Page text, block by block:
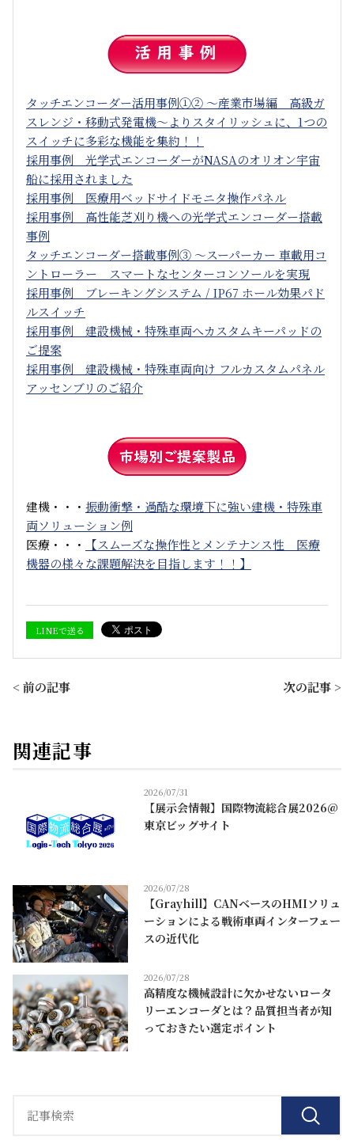
タッチエンコーダー活用事例①② ～産業市場編 高級ガ
スレンジ・移動式発電機～よりスタイリッシュに、1つの
スイッチに多彩な機能を集約！！
採用事例 光学式エンコーダーがNASAのオリオン宇宙
船に採用されました
採用事例 医療用ベッドサイドモニタ操作パネル
採用事例 高性能芝刈り機への光学式エンコーダー搭載
事例
タッチエンコーダー搭載事例③ ～スーパーカー 車載用コ
ントローラー スマートなセンターコンソールを実現
採用事例 ブレーキングシステム / IP67 ホール効果パド
ルスイッチ
採用事例 建設機械・特殊車両へカスタムキーパッドの
ご提案
採用事例 建設機械・特殊車両向け フルカスタムパネル
アッセンブリのご紹介
建機・・・ 振動衝撃・過酷な環境下に強い建機・特殊車
両ソリューション例
医療・・・
【スムーズな操作性とメンテナンス性 医療
機器の様々な課題解決を目指します！！】
LINEで送る
< 前の記事 次の記事 >
関連記事
2026/07/31
【展示会情報】国際物流総合展2026@
東京ビッグサイト
2026/07/28
【Grayhill】CANベースのHMIソリュ
ーションによる戦術車両インターフェー
スの近代化
2026/07/28
高精度な機械設計に欠かせないロータ
リーエンコーダとは？品質担当者が知
っておきたい選定ポイント